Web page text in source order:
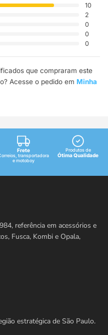
10
2
0
0
0
que compraram este
Acesse o pedido em Minha
Frete
transportadora
e motoboy
Produtos de
Ótima Qualidade
referência em acessórios e
Fusca, Kombi e Opala,
estratégica de São Paulo.